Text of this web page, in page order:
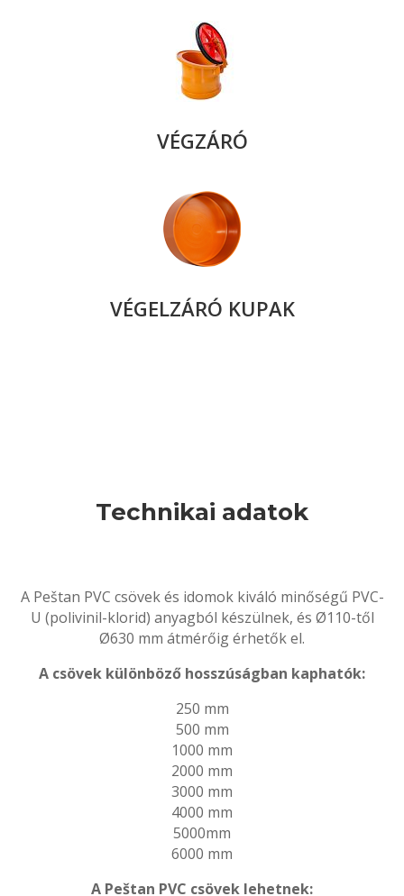
VÉGZÁRÓ
VÉGELZÁRÓ KUPAK
Technikai adatok
A Peštan PVC csövek és idomok kiváló minőségű PVC-
U (polivinil-klorid) anyagból készülnek, és Ø110-től
Ø630 mm átmérőig érhetők el.
A csövek különböző hosszúságban kaphatók:
250 mm
500 mm
1000 mm
2000 mm
3000 mm
4000 mm
5000mm
6000 mm
A Peštan PVC csövek lehetnek: